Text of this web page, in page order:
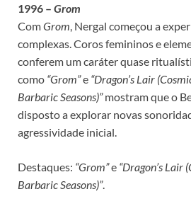
1996 – Grom
ComGrom, Nergal começou a
complexas. Coros femininos e
conferem um caráter quase
como “Grom”e “Dragon’s Lair
Barbaric Seasons)”mostram que o
disposto a explorar novas
agressividade inicial.
Destaques: “Grom”e “Dragon’s Lair
Barbaric Seasons)”.